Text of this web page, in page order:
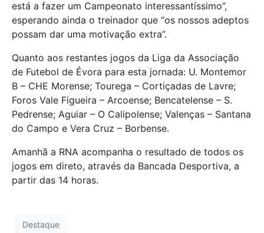
está a fazer um Campeonato interessantíssimo”,
esperando ainda o treinador que “os nossos adeptos
possam dar uma motivação extra”.
Quanto aos restantes jogos da Liga da Associação
de Futebol de Évora para esta jornada: U. Montemor
B – CHE Morense; Tourega – Cortiçadas de Lavre;
Foros Vale Figueira – Arcoense; Bencatelense – S.
Pedrense; Aguiar – O Calipolense; Valenças – Santana
do Campo e Vera Cruz – Borbense.
Amanhã a RNA acompanha o resultado de todos os
jogos em direto, através da Bancada Desportiva, a
partir das 14 horas.
Destaque